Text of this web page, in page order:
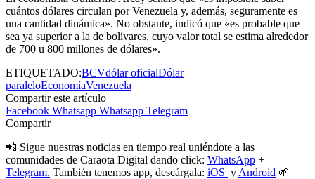
cuántos dólares circulan por Venezuela y, además, seguramente es
una cantidad dinámica». No obstante, indicó que «es probable que
sea ya superior a la de bolívares, cuyo valor total se estima alrededor
de 700 u 800 millones de dólares».
ETIQUETADO:BCVdólar oficialDólar
paraleloEconomíaVenezuela
Compartir este artículo
Facebook Whatsapp Whatsapp Telegram
Compartir
📲 Sigue nuestras noticias en tiempo real uniéndote a las
comunidades de Caraota Digital dando click: WhatsApp +
Telegram. También tenemos app, descárgala: iOS y Android 🌱